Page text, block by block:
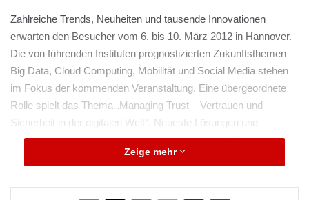
Zahlreiche Trends, Neuheiten und tausende Innovationen
erwarten den Besucher vom 6. bis 10. März 2012 in Hannover.
Die von führenden Instituten prognostizierten Zukunftsthemen
Big Data, Cloud Computing, Mobilität und Social Media stehen
im Fokus der kommenden Veranstaltung. Eine übergeordnete
Rolle spielt das Thema „Managing Trust – Vertrauen und
Sicherheit in der digitalen Welt“. Neueste Lösungen und
Konzepte dazu werden unter anderem in der CeBIT Security
World und im Professional Data Center präsentiert. Darüber
Ausstellungsschwerpunkten.
Zeige mehr